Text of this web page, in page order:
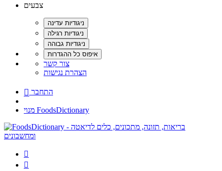
צבעים
צור קשר
הצהרת נגישות
 התחבר
מנוי FoodsDictionary

